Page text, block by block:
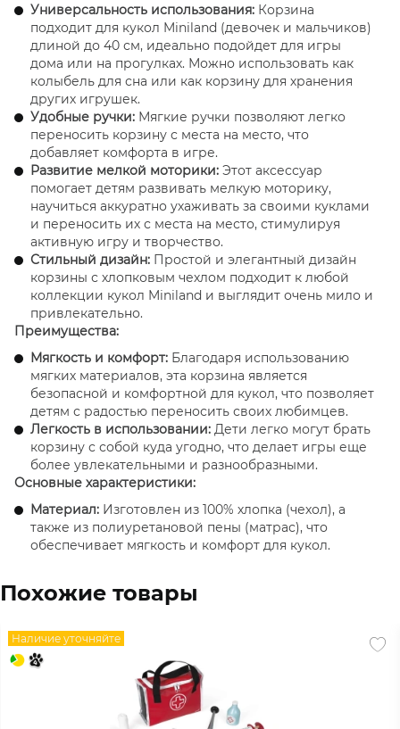
Универсальность использования: Корзина
подходит для кукол Miniland (девочек и мальчиков)
длиной до 40 см, идеально подойдет для игры
дома или на прогулках. Можно использовать как
колыбель для сна или как корзину для хранения
других игрушек.
Удобные ручки: Мягкие ручки позволяют легко
переносить корзину с места на место, что
добавляет комфорта в игре.
Развитие мелкой моторики: Этот аксессуар
помогает детям развивать мелкую моторику,
научиться аккуратно ухаживать за своими куклами
и переносить их с места на место, стимулируя
активную игру и творчество.
Стильный дизайн: Простой и элегантный дизайн
корзины с хлопковым чехлом подходит к любой
коллекции кукол Miniland и выглядит очень мило и
привлекательно.
Преимущества:
Мягкость и комфорт: Благодаря использованию
мягких материалов, эта корзина является
безопасной и комфортной для кукол, что позволяет
детям с радостью переносить своих любимцев.
Легкость в использовании: Дети легко могут брать
корзину с собой куда угодно, что делает игры еще
более увлекательными и разнообразными.
Основные характеристики:
Материал: Изготовлен из 100% хлопка (чехол), а
также из полиуретановой пены (матрас), что
обеспечивает мягкость и комфорт для кукол.
Вес:0.3 кг (300 г)
Похожие товары
Наличие уточняйте